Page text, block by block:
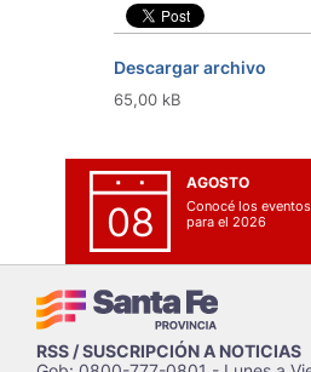
Descargar archivo
65,00 kB
08
AGOSTO
Conocé los
para el 2026
RSS / SUSCRIPCIÓN A NOTICIAS